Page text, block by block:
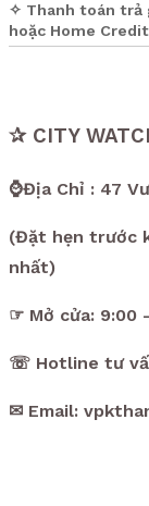
✧ Thanh toán trả
hoặc Home
✰ CITY
⌚Địa Chỉ : 47
(Đặt hẹn trước
nhất)
☞ Mở cửa: 9:00
☏ Hotline tư
✉ Email: